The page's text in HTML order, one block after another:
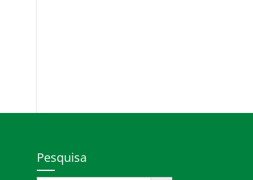
Pesquisa
Search Button